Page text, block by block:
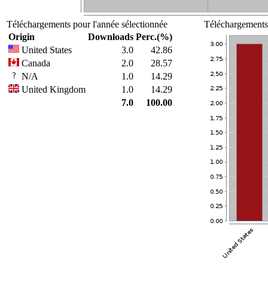
Téléchargements pour l'année sélectionnée
Origin
Downloads Perc.(%)
United States
3.0
42.86
Canada
2.0
28.57
N/A
1.0
14.29
United Kingdom
1.0
14.29
7.0
100.00